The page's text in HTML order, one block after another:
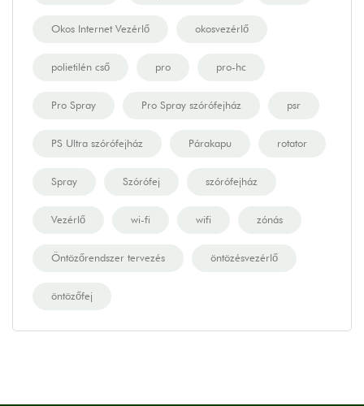
Okos Internet Vezérlő okosvezérlő
polietilén cső pro pro-hc
Pro Spray Pro Spray szórófejház psr
PS Ultra szórófejház Párakapu rotator
Spray Szórófej szórófejház
Vezérlő wi-fi wifi zónás
Öntözőrendszer tervezés öntözésvezérlő
öntözőfej